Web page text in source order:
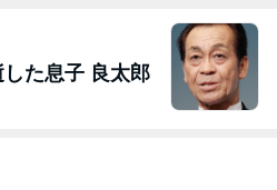
た息子 良太郎